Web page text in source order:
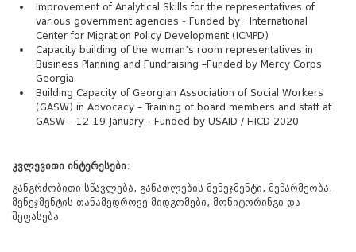
Improvement of Analytical Skills for the representatives of
various government agencies - Funded by: International
Center for Migration Policy Development (ICMPD)
Capacity building of the woman’s room representatives in
Business Planning and Fundraising –Funded by Mercy Corps
Georgia
Building Capacity of Georgian Association of Social Workers
(GASW) in Advocacy – Training of board members and staff at
GASW – 12-19 January - Funded by USAID / HICD 2020
კვლევითი ინტერესები:
განგრძობითი სწავლება, განათლების მენეჯმენტი, მეწარმეობა,
მენეჯმენტის თანამედროვე მიდგომები, მონიტორინგი და
შეფასება